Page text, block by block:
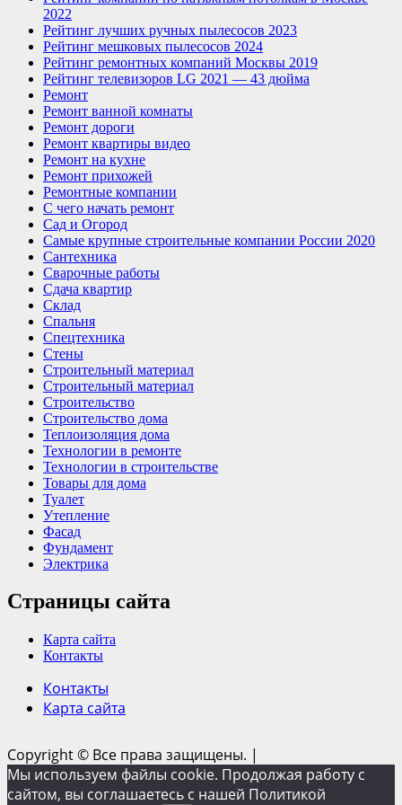
2022
Рейтинг лучших ручных пылесосов 2023
Рейтинг мешковых пылесосов 2024
Рейтинг ремонтных компаний Москвы 2019
Рейтинг телевизоров LG 2021 — 43 дюйма
Ремонт
Ремонт ванной комнаты
Ремонт дороги
Ремонт квартиры видео
Ремонт на кухне
Ремонт прихожей
Ремонтные компании
С чего начать ремонт
Сад и Огород
Самые крупные строительные компании России 2020
Сантехника
Сварочные работы
Сдача квартир
Склад
Спальня
Спецтехника
Стены
Строительный материал
Строительный материал
Строительство
Строительство дома
Теплоизоляция дома
Технологии в ремонте
Технологии в строительстве
Товары для дома
Туалет
Утепление
Фасад
Фундамент
Электрика
Страницы сайта
Карта сайта
Контакты
Контакты
Карта сайта
Copyright © Все права защищены. |
Мы используем файлы cookie. Продолжая работу с
сайтом, вы соглашаетесь с нашей Политикой